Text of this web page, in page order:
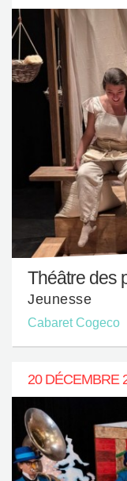
Théâtre des
Jeunesse
Cabaret Cogeco
20 DÉCEMBRE